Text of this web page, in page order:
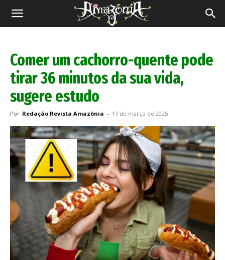
Revista
Comer um cachorro-quente pode
tirar 36 minutos da sua vida,
sugere estudo
Por Redação Revista Amazônia - 17 de março de 2025